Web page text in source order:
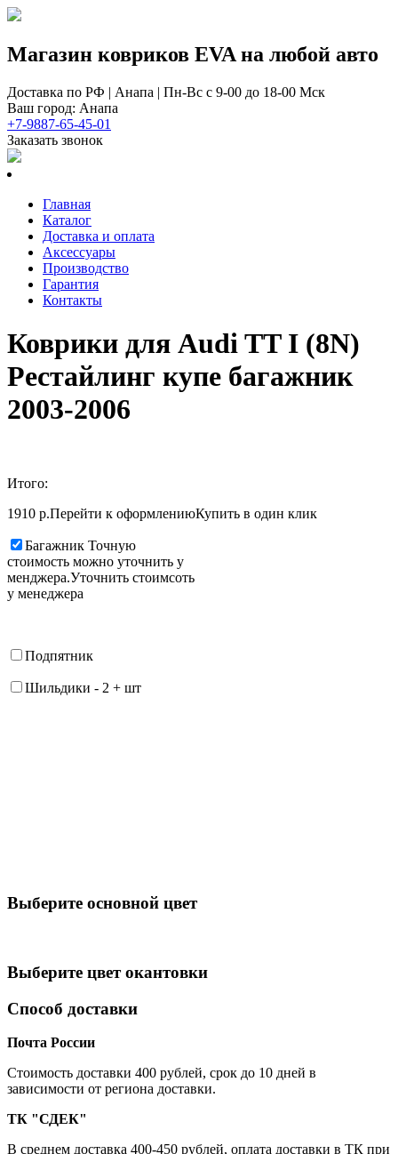
Магазин ковриков EVA ​на любой авто
Доставка по РФ | Анапа | Пн-Вс с 9-00 до 18-00 Мск
Ваш город: Анапа
+7-9887-65-45-01
Заказать звонок
Главная
Каталог
Доставка и оплата
Аксессуары
Производство
Гарантия
Контакты
Коврики для Audi TT I (8N)
Рестайлинг купе багажник
2003-2006
Итого:
1910 р.Перейти к оформлениюКупить в один клик
Багажник Точную
стоимость можно уточнить у
менджера.Уточнить стоимсоть
у менеджера
Подпятник
Шильдики - 2 + шт
Выберите oсновной цвет
Выберите цвет окантовки
Способ доставки
Почта России
Cтоимость доставки 400 рублей, срок до 10 дней в
зависимости от региона доставки.
ТК "СДЕК"
В среднем доставка 400-450 рублей, оплата доставки в ТК при